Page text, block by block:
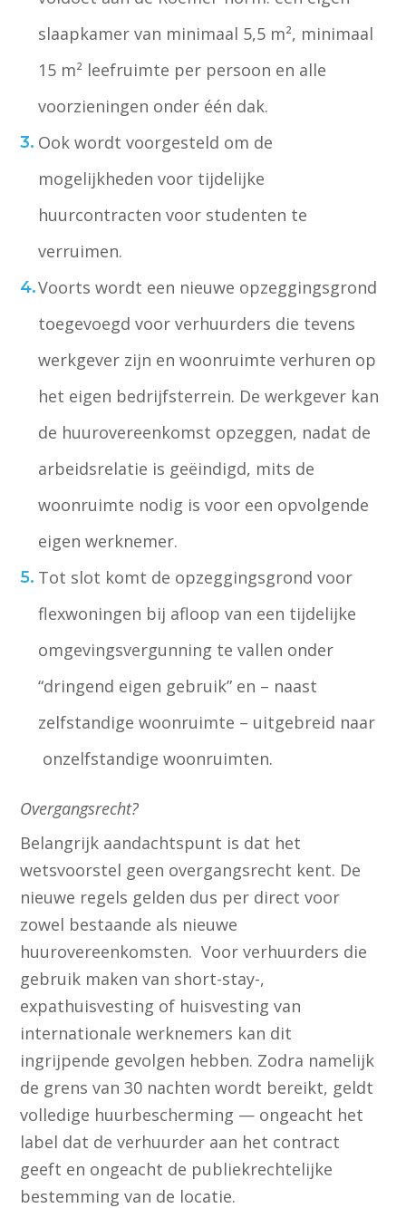
slaapkamer van minimaal 5,5 m², minimaal
15 m² leefruimte per persoon en alle
voorzieningen onder één dak.
Ook wordt voorgesteld om de
mogelijkheden voor tijdelijke
huurcontracten voor studenten te
verruimen.
Voorts wordt een nieuwe opzeggingsgrond
toegevoegd voor verhuurders die tevens
werkgever zijn en woonruimte verhuren op
het eigen bedrijfsterrein. De werkgever kan
de huurovereenkomst opzeggen, nadat de
arbeidsrelatie is geëindigd, mits de
woonruimte nodig is voor een opvolgende
eigen werknemer.
Tot slot komt de opzeggingsgrond voor
flexwoningen bij afloop van een tijdelijke
omgevingsvergunning te vallen onder
“dringend eigen gebruik” en – naast
zelfstandige woonruimte – uitgebreid naar
onzelfstandige woonruimten.
Overgangsrecht?
Belangrijk aandachtspunt is dat het
wetsvoorstel geen overgangsrecht kent. De
nieuwe regels gelden dus per direct voor
zowel bestaande als nieuwe
huurovereenkomsten. Voor verhuurders die
gebruik maken van short-stay-,
expathuisvesting of huisvesting van
internationale werknemers kan dit
ingrijpende gevolgen hebben. Zodra namelijk
de grens van 30 nachten wordt bereikt, geldt
volledige huurbescherming — ongeacht het
label dat de verhuurder aan het contract
geeft en ongeacht de publiekrechtelijke
bestemming van de locatie.